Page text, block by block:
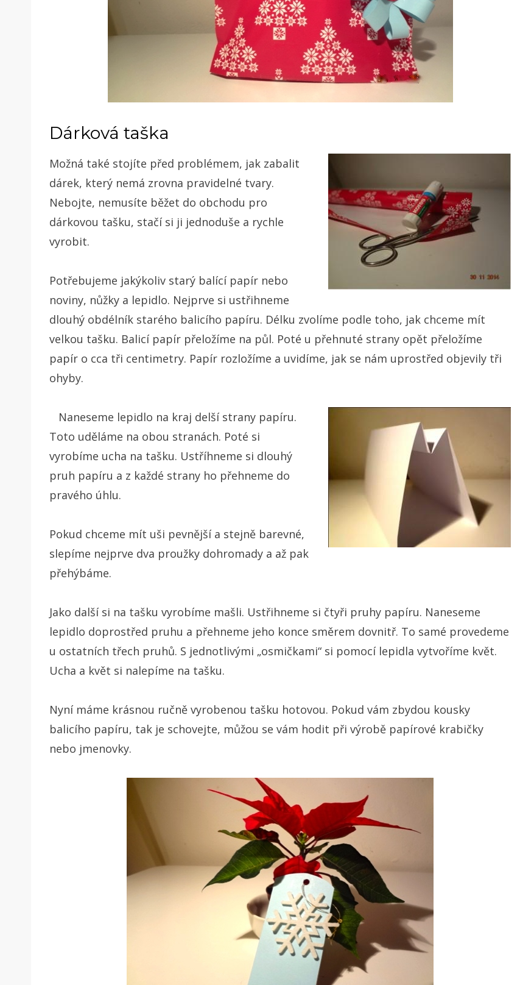
Dárková taška
Možná také stojíte před problémem, jak zabalit
dárek, který nemá zrovna pravidelné tvary.
Nebojte, nemusíte běžet do obchodu pro
dárkovou tašku, stačí si ji jednoduše a rychle
vyrobit.
Potřebujeme jakýkoliv starý balící papír nebo
noviny, nůžky a lepidlo. Nejprve si ustřihneme
dlouhý obdélník starého balicího papíru. Délku zvolíme podle toho, jak chceme mít
velkou tašku. Balicí papír přeložíme na půl. Poté u přehnuté strany opět přeložíme
papír o cca tři centimetry. Papír rozložíme a uvidíme, jak se nám uprostřed objevily tři
ohyby.
Naneseme lepidlo na kraj delší strany papíru.
Toto uděláme na obou stranách. Poté si
vyrobíme ucha na tašku. Ustříhneme si dlouhý
pruh papíru a z každé strany ho přehneme do
pravého úhlu.
Pokud chceme mít uši pevnější a stejně barevné,
slepíme nejprve dva proužky dohromady a až pak
přehýbáme.
Jako další si na tašku vyrobíme mašli. Ustřihneme si čtyři pruhy papíru. Naneseme
lepidlo doprostřed pruhu a přehneme jeho konce směrem dovnitř. To samé provedeme
u ostatních třech pruhů. S jednotlivými „osmičkami“ si pomocí lepidla vytvoříme květ.
Ucha a květ si nalepíme na tašku.
Nyní máme krásnou ručně vyrobenou tašku hotovou. Pokud vám zbydou kousky
balicího papíru, tak je schovejte, můžou se vám hodit při výrobě papírové krabičky
nebo jmenovky.